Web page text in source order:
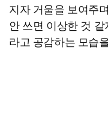
지자 거울을 보여주
안 쓰면 이상한 것
라고 공감하는 모습